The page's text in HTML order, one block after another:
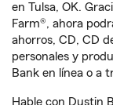
en Tulsa, OK.
Farm®, ahora
ahorros, CD, CD
personales y
Bank en línea o a
Hable con Dustin